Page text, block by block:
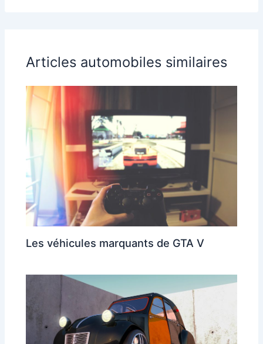
Articles automobiles similaires
Les véhicules marquants de GTA V